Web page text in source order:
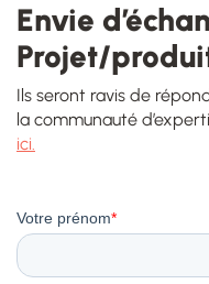
Envie
Projet/
Ils seront ravis de
la communauté
ici.